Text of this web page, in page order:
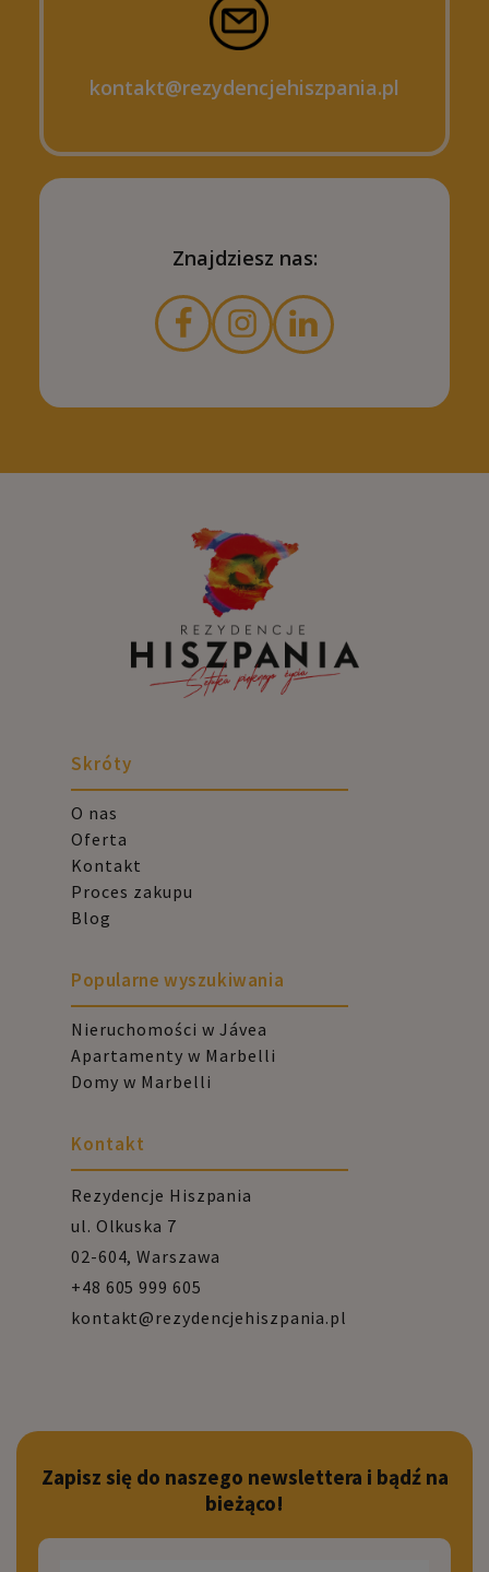
kontakt@rezydencjehiszpania.pl
Znajdziesz nas:
Skróty
O nas
Oferta
Kontakt
Proces zakupu
Blog
Popularne wyszukiwania
Nieruchomości w Jávea
Apartamenty w Marbelli
Domy w Marbelli
Kontakt
Rezydencje Hiszpania
ul. Olkuska 7
02-604, Warszawa
+48 605 999 605
kontakt@rezydencjehiszpania.pl
Zapisz się do naszego newslettera i bądź na
bieżąco!